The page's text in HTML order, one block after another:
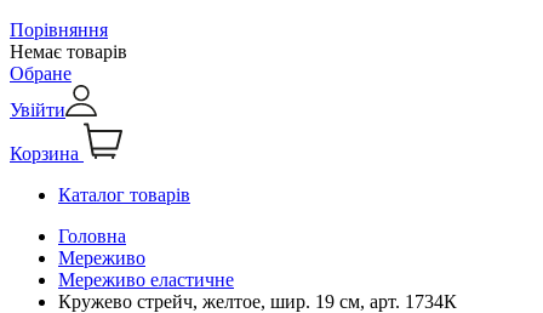
Порівняння
Немає товарів
Обране
Увійти
Корзина
Каталог товарів
Головна
Мереживо
Мереживо еластичне
Кружево стрейч, желтое, шир. 19 см, арт. 1734К